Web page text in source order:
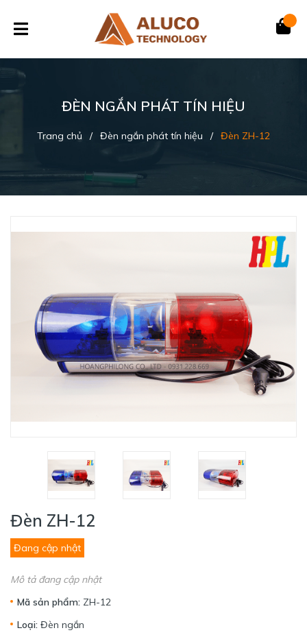
ĐÈN NGẮN PHÁT TÍN HIỆU
Trang chủ / Đèn ngắn phát tín hiệu / Đèn ZH-12
Đèn ZH-12
Đang cập nhật
Mô tả đang cập nhật
Mã sản phẩm: ZH-12
Loại: Đèn ngắn